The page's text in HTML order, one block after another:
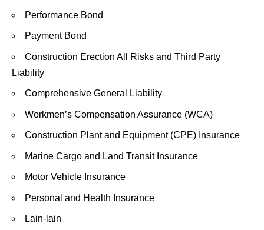
Performance Bond
Payment Bond
Construction Erection All Risks and Third Party
Liability
Comprehensive General Liability
Workmen’s Compensation Assurance (WCA)
Construction Plant and Equipment (CPE) Insurance
Marine Cargo and Land Transit Insurance
Motor Vehicle Insurance
Personal and Health Insurance
Lain-lain